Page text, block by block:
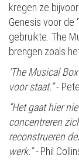
kregen ze
Genesis voor de
gebruikte. The
brengen zoals
‘The Musical
voor staat.”-
“Het gaat hier
concentreren
reconstrueren
werk.” -Phil